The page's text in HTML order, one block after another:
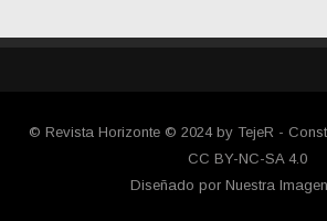
© Revista Horizonte © 2024 by TejeR -
CC BY-NC-SA 4.0
Diseñado por Nuestra